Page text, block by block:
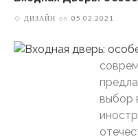
ДИЗАЙН on 05.02.2021
выбор